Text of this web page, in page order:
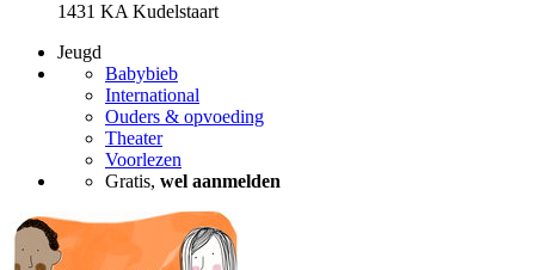
1431 KA Kudelstaart
Jeugd
Babybieb
International
Ouders & opvoeding
Theater
Voorlezen
Gratis, wel aanmelden